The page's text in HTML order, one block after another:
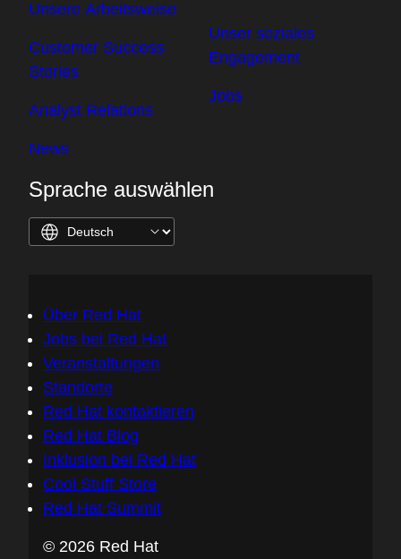
Unsere Arbeitsweise
Customer Success
Stories
Analyst Relations
News
Unser soziales
Engagement
Jobs
Sprache auswählen
Über Red Hat
Jobs bei Red Hat
Veranstaltungen
Standorte
Red Hat kontaktieren
Red Hat Blog
Inklusion bei Red Hat
Cool Stuff Store
Red Hat Summit
© 2026 Red Hat